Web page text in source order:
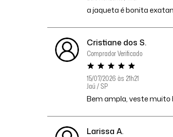
a jaqueta é bonita
Cristiane dos S.
Comprador Verificado
15/07/2026 às 21h21
Jaú / SP
Bem ampla, veste muito
Larissa A.